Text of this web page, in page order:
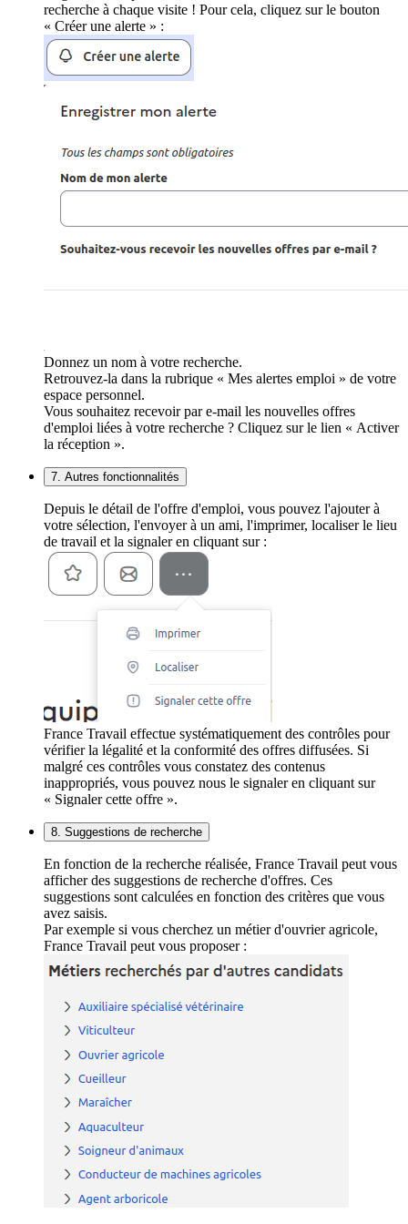
recherche à chaque visite ! Pour cela, cliquez sur le bouton
« Créer une alerte » :
Donnez un nom à votre recherche.
Retrouvez-la dans la rubrique « Mes alertes emploi » de votre
espace personnel.
Vous souhaitez recevoir par e-mail les nouvelles offres
d'emploi liées à votre recherche ? Cliquez sur le lien « Activer
la réception ».
7. Autres fonctionnalités
Depuis le détail de l'offre d'emploi, vous pouvez l'ajouter à
votre sélection, l'envoyer à un ami, l'imprimer, localiser le lieu
de travail et la signaler en cliquant sur :
France Travail effectue systématiquement des contrôles pour
vérifier la légalité et la conformité des offres diffusées. Si
malgré ces contrôles vous constatez des contenus
inappropriés, vous pouvez nous le signaler en cliquant sur
« Signaler cette offre ».
8. Suggestions de recherche
En fonction de la recherche réalisée, France Travail peut vous
afficher des suggestions de recherche d'offres. Ces
suggestions sont calculées en fonction des critères que vous
avez saisis.
Par exemple si vous cherchez un métier d'ouvrier agricole,
France Travail peut vous proposer :